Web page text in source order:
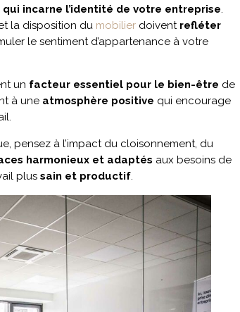
qui incarne l’identité de votre entreprise.
la disposition du mobilier doivent refléter
le sentiment d’appartenance à votre
un facteur essentiel pour le bien-être de
à une atmosphère positive qui encourage
pensez à l’impact du cloisonnement, du
harmonieux et adaptés aux besoins de
plus sain et productif.